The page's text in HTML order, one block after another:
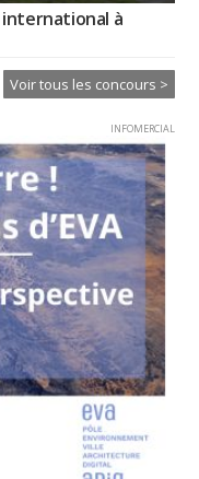
à
Voir tous les concours >
INFOMERCIAL